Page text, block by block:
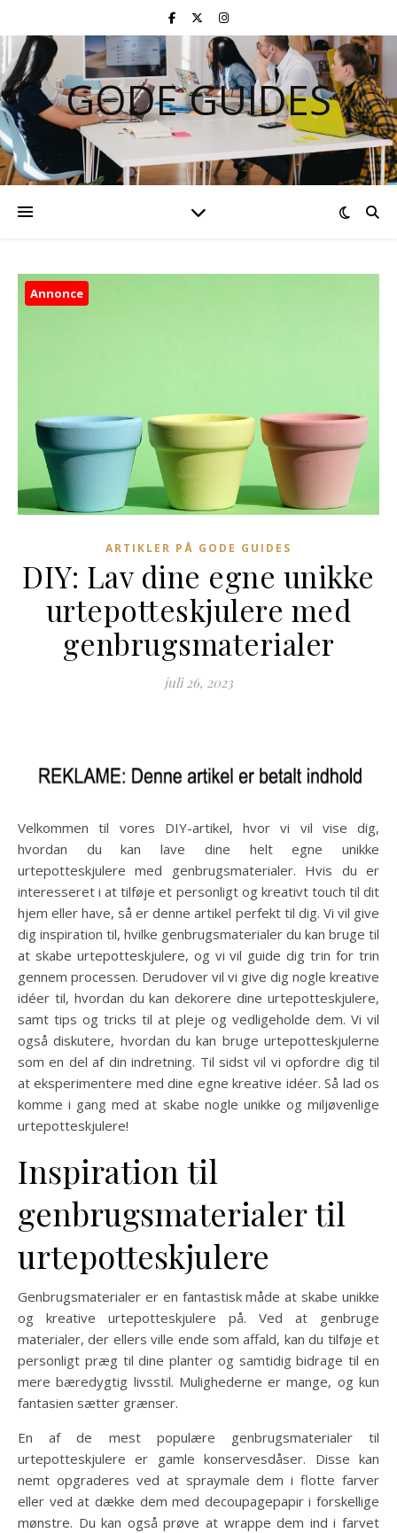
GODE GUIDES
Annonce
ARTIKLER PÅ GODE GUIDES
DIY: Lav dine egne unikke
urtepotteskjulere med
genbrugsmaterialer
juli 26, 2023
Velkommen til vores DIY-artikel, hvor vi vil vise dig,
hvordan du kan lave dine helt egne unikke
urtepotteskjulere med genbrugsmaterialer. Hvis du er
interesseret i at tilføje et personligt og kreativt touch til dit
hjem eller have, så er denne artikel perfekt til dig. Vi vil give
dig inspiration til, hvilke genbrugsmaterialer du kan bruge til
at skabe urtepotteskjulere, og vi vil guide dig trin for trin
gennem processen. Derudover vil vi give dig nogle kreative
idéer til, hvordan du kan dekorere dine urtepotteskjulere,
samt tips og tricks til at pleje og vedligeholde dem. Vi vil
også diskutere, hvordan du kan bruge urtepotteskjulerne
som en del af din indretning. Til sidst vil vi opfordre dig til
at eksperimentere med dine egne kreative idéer. Så lad os
komme i gang med at skabe nogle unikke og miljøvenlige
urtepotteskjulere!
Inspiration til
genbrugsmaterialer til
urtepotteskjulere
Genbrugsmaterialer er en fantastisk måde at skabe unikke
og kreative urtepotteskjulere på. Ved at genbruge
materialer, der ellers ville ende som affald, kan du tilføje et
personligt præg til dine planter og samtidig bidrage til en
mere bæredygtig livsstil. Mulighederne er mange, og kun
fantasien sætter grænser.
En af de mest populære genbrugsmaterialer til
urtepotteskjulere er gamle konservesdåser. Disse kan
nemt opgraderes ved at spraymale dem i flotte farver
eller ved at dække dem med decoupagepapir i forskellige
mønstre. Du kan også prøve at wrappe dem ind i farvet